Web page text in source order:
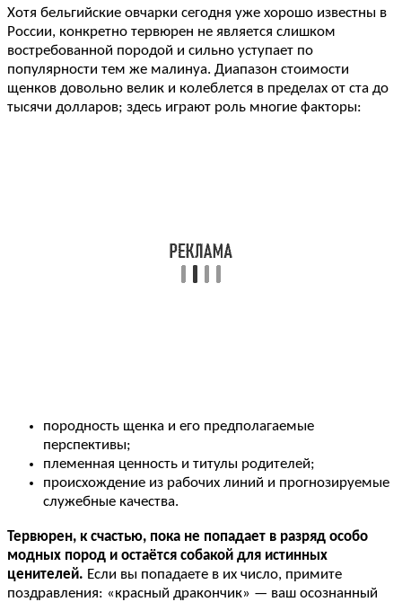
Хотя бельгийские овчарки сегодня уже хорошо известны в
России, конкретно тервюрен не является слишком
востребованной породой и сильно уступает по
популярности тем же малинуа. Диапазон стоимости
щенков довольно велик и колеблется в пределах от ста до
тысячи долларов; здесь играют роль многие факторы:
породность щенка и его предполагаемые
перспективы;
племенная ценность и титулы родителей;
происхождение из рабочих линий и прогнозируемые
служебные качества.
Тервюрен, к счастью, пока не попадает в разряд особо
модных пород и остаётся собакой для истинных
ценителей. Если вы попадаете в их число, примите
поздравления: «красный дракончик» — ваш осознанный